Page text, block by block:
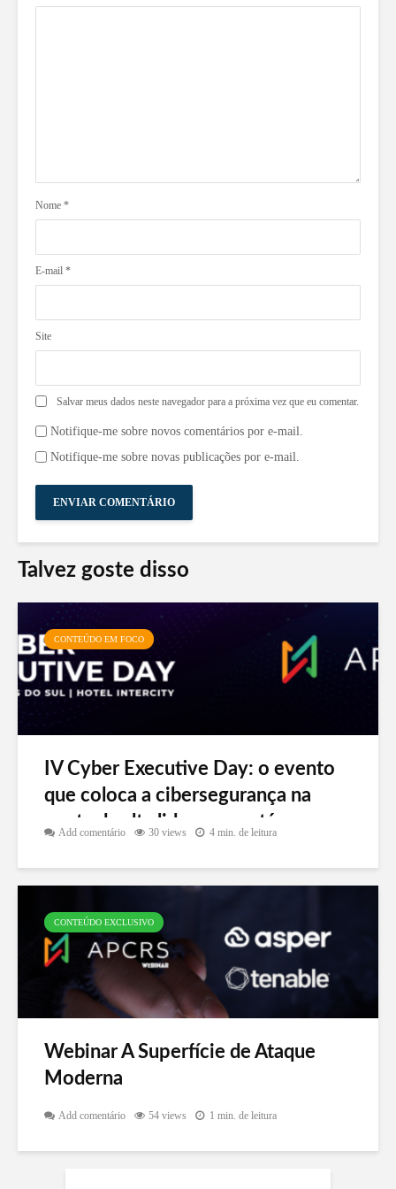
Nome *
E-mail *
Site
Salvar meus dados neste navegador para a próxima vez que eu comentar.
Notifique-me sobre novos comentários por e-mail.
Notifique-me sobre novas publicações por e-mail.
Talvez goste disso
CONTEÚDO EM FOCO
IV Cyber Executive Day: o evento
que coloca a cibersegurança na
pauta da alta liderança está
Add comentário 30 views 4 min. de leitura
CONTEÚDO EXCLUSIVO
Webinar A Superfície de Ataque
Moderna
Add comentário 54 views 1 min. de leitura